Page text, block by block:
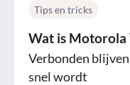
Tips en tricks
Wat is Motorola
Verbonden
snel wordt